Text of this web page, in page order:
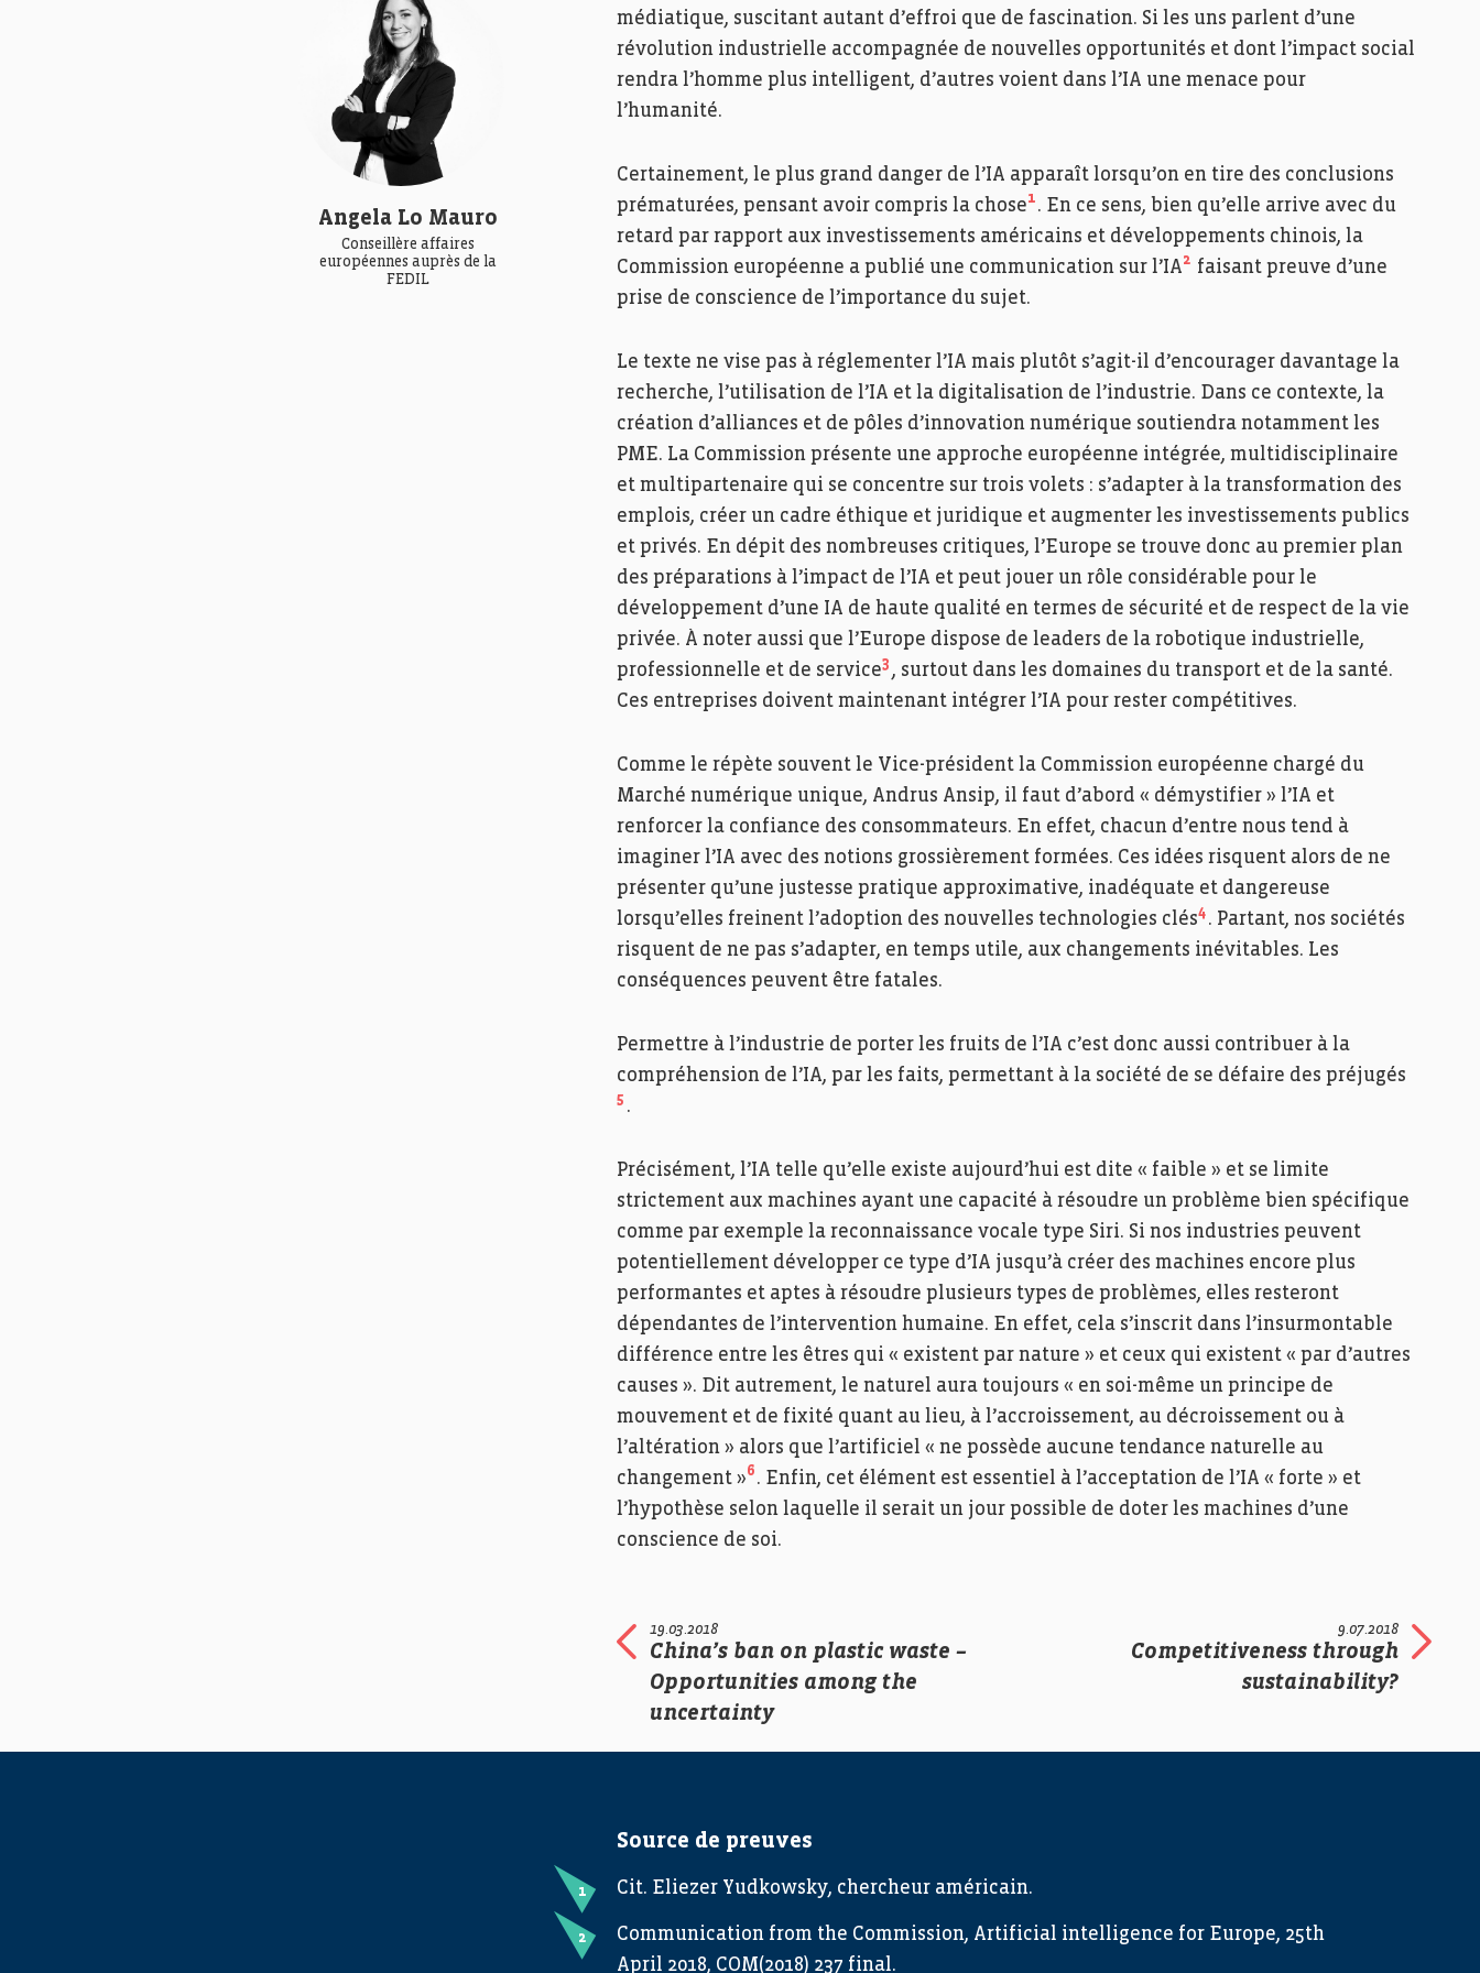
Angela Lo Mauro
Conseillère affaires
européennes auprès de la
FEDIL
médiatique, suscitant autant d’effroi que de fascination. Si les uns parlent d’une
révolution industrielle accompagnée de nouvelles opportunités et dont l’impact social
rendra l’homme plus intelligent, d’autres voient dans l’IA une menace pour
l’humanité.
Certainement, le plus grand danger de l’IA apparaît lorsqu’on en tire des conclusions
prématurées, pensant avoir compris la chose1 . En ce sens, bien qu’elle arrive avec du
retard par rapport aux investissements américains et développements chinois, la
Commission européenne a publié une communication sur l’IA2 faisant preuve d’une
prise de conscience de l’importance du sujet.
Le texte ne vise pas à réglementer l’IA mais plutôt s’agit-il d’encourager davantage la
recherche, l’utilisation de l’IA et la digitalisation de l’industrie. Dans ce contexte, la
création d’alliances et de pôles d’innovation numérique soutiendra notamment les
PME. La Commission présente une approche européenne intégrée, multidisciplinaire
et multipartenaire qui se concentre sur trois volets : s’adapter à la transformation des
emplois, créer un cadre éthique et juridique et augmenter les investissements publics
et privés. En dépit des nombreuses critiques, l’Europe se trouve donc au premier plan
des préparations à l’impact de l’IA et peut jouer un rôle considérable pour le
développement d’une IA de haute qualité en termes de sécurité et de respect de la vie
privée. À noter aussi que l’Europe dispose de leaders de la robotique industrielle,
professionnelle et de service3 , surtout dans les domaines du transport et de la santé.
Ces entreprises doivent maintenant intégrer l’IA pour rester compétitives.
Comme le répète souvent le Vice-président la Commission européenne chargé du
Marché numérique unique, Andrus Ansip, il faut d’abord « démystifier » l’IA et
renforcer la confiance des consommateurs. En effet, chacun d’entre nous tend à
imaginer l’IA avec des notions grossièrement formées. Ces idées risquent alors de ne
présenter qu’une justesse pratique approximative, inadéquate et dangereuse
lorsqu’elles freinent l’adoption des nouvelles technologies clés4 . Partant, nos sociétés
risquent de ne pas s’adapter, en temps utile, aux changements inévitables. Les
conséquences peuvent être fatales.
Permettre à l’industrie de porter les fruits de l’IA c’est donc aussi contribuer à la
compréhension de l’IA, par les faits, permettant à la société de se défaire des préjugés
5 .
Précisément, l’IA telle qu’elle existe aujourd’hui est dite « faible » et se limite
strictement aux machines ayant une capacité à résoudre un problème bien spécifique
comme par exemple la reconnaissance vocale type Siri. Si nos industries peuvent
potentiellement développer ce type d’IA jusqu’à créer des machines encore plus
performantes et aptes à résoudre plusieurs types de problèmes, elles resteront
dépendantes de l’intervention humaine. En effet, cela s’inscrit dans l’insurmontable
différence entre les êtres qui « existent par nature » et ceux qui existent « par d’autres
causes ». Dit autrement, le naturel aura toujours « en soi-même un principe de
mouvement et de fixité quant au lieu, à l’accroissement, au décroissement ou à
l’altération » alors que l’artificiel « ne possède aucune tendance naturelle au
changement »6 . Enfin, cet élément est essentiel à l’acceptation de l’IA « forte » et
l’hypothèse selon laquelle il serait un jour possible de doter les machines d’une
conscience de soi.
19.03.2018
China’s ban on plastic waste –
Opportunities among the
uncertainty
9.07.2018
Competitiveness through
sustainability?
Source de preuves
Cit. Eliezer Yudkowsky, chercheur américain.
Communication from the Commission, Artificial intelligence for Europe, 25th
April 2018, COM(2018) 237 final.